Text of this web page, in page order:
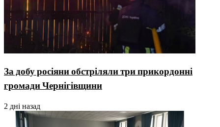
За добу росіяни обстріляли три прикордонні
громади Чернігівщини
2 дні назад